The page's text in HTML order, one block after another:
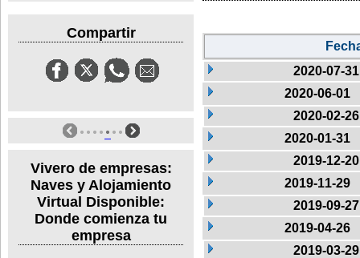
Compartir
Vivero de empresas:
Naves y Alojamiento
Virtual Disponible:
Donde comienza tu
empresa
2020-07-31
2020-06-01
2020-02-26
2020-01-31
2019-12-20
2019-11-29
2019-09-27
2019-04-26
2019-03-29